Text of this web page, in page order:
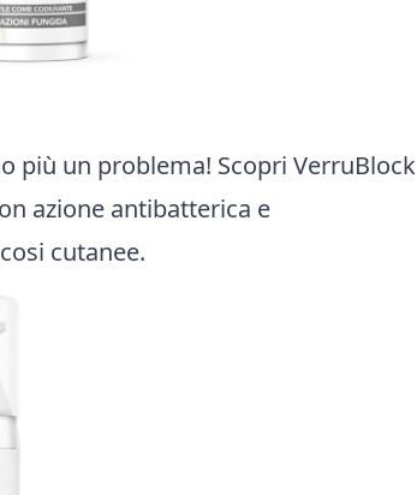
più un problema! Scopri VerruBlock
azione antibatterica e
cutanee.